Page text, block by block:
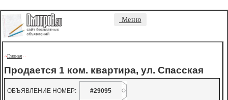
Меню
->Главная - -
Продается 1 ком. квартира, ул. Спасская
ОБЪЯВЛЕНИЕ НОМЕР:
#29095